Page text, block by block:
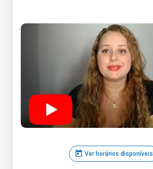
today Ver horários disponíveis